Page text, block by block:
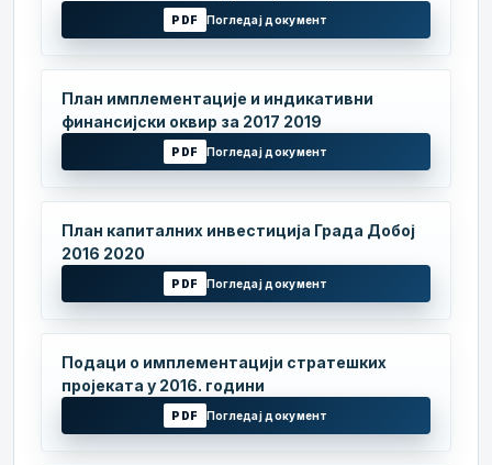
PDF Погледај документ
План имплементације и индикативни
финансијски оквир за 2017 2019
PDF Погледај документ
План капиталних инвестиција Града Добој
2016 2020
PDF Погледај документ
Подаци о имплементацији стратешких
пројеката у 2016. години
PDF Погледај документ